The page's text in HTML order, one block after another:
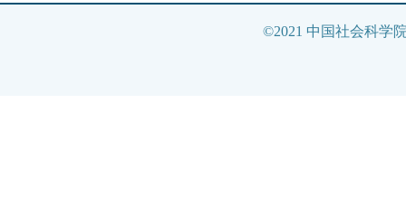
©2021 中国社会科学